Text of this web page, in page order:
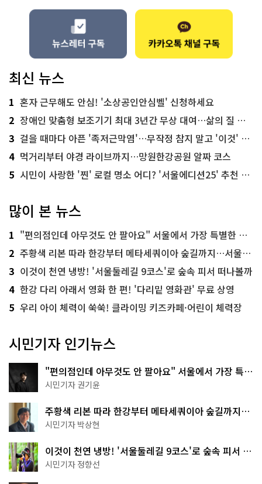
최신 뉴스
1 혼자 근무해도 안심! '소상공인안심벨' 신청하세요
2 장애인 맞춤형 보조기기 최대 3년간 무상 대여…삶의 질 높인다
3 걸을 때마다 아픈 '족저근막염'…무작정 참지 말고 '이것' 해보세요!
4 먹거리부터 야경 라이브까지…망원한강공원 알짜 코스
5 시민이 사랑한 '찐' 로컬 명소 어디? '서울에디션25' 추천 코스
많이 본 뉴스
1 "편의점인데 아무것도 안 팔아요" 서울에서 가장 특별한 편의점의 정체
2 주황색 리본 따라 한강부터 메타세쿼이아 숲길까지…서울둘레길 15코스
3 이것이 천연 냉방! '서울둘레길 9코스'로 숲속 피서 떠나볼까
4 한강 다리 아래서 영화 한 편! '다리밑 영화관' 무료 상영
5 우리 아이 체력이 쑥쑥! 클라이밍 키즈카페·어린이 체력장
시민기자 인기뉴스
"편의점인데 아무것도 안 팔아요" 서울에서 가장 특별
한 편의점의 정체
시민기자 권기윤
주황색 리본 따라 한강부터 메타세쿼이아 숲길까지…
서울둘레길 15코스
시민기자 박상현
이것이 천연 냉방! '서울둘레길 9코스'로 숲속 피서 떠
나볼까
시민기자 정향선